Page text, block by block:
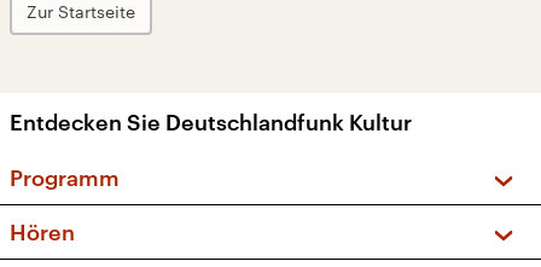
Zur Startseite
Entdecken Sie Deutschlandfunk Kultur
Programm
Sendungen und Podcasts
Hören